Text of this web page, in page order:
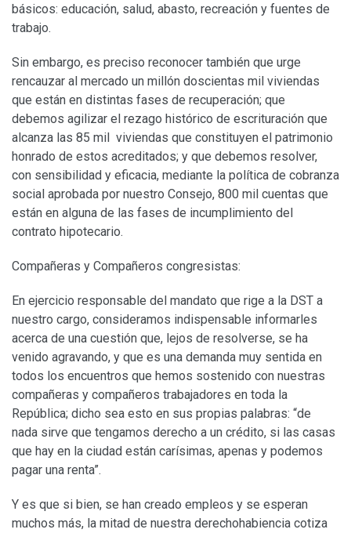
básicos: educación, salud, abasto, recreación y fuentes de
trabajo.
Sin embargo, es preciso reconocer también que urge
rencauzar al mercado un millón doscientas mil viviendas
que están en distintas fases de recuperación; que
debemos agilizar el rezago histórico de escrituración que
alcanza las 85 mil viviendas que constituyen el patrimonio
honrado de estos acreditados; y que debemos resolver,
con sensibilidad y eficacia, mediante la política de cobranza
social aprobada por nuestro Consejo, 800 mil cuentas que
están en alguna de las fases de incumplimiento del
contrato hipotecario.
Compañeras y Compañeros congresistas:
En ejercicio responsable del mandato que rige a la DST a
nuestro cargo, consideramos indispensable informarles
acerca de una cuestión que, lejos de resolverse, se ha
venido agravando, y que es una demanda muy sentida en
todos los encuentros que hemos sostenido con nuestras
compañeras y compañeros trabajadores en toda la
República; dicho sea esto en sus propias palabras: “de
nada sirve que tengamos derecho a un crédito, si las casas
que hay en la ciudad están carísimas, apenas y podemos
pagar una renta”.
Y es que si bien, se han creado empleos y se esperan
muchos más, la mitad de nuestra derechohabiencia cotiza